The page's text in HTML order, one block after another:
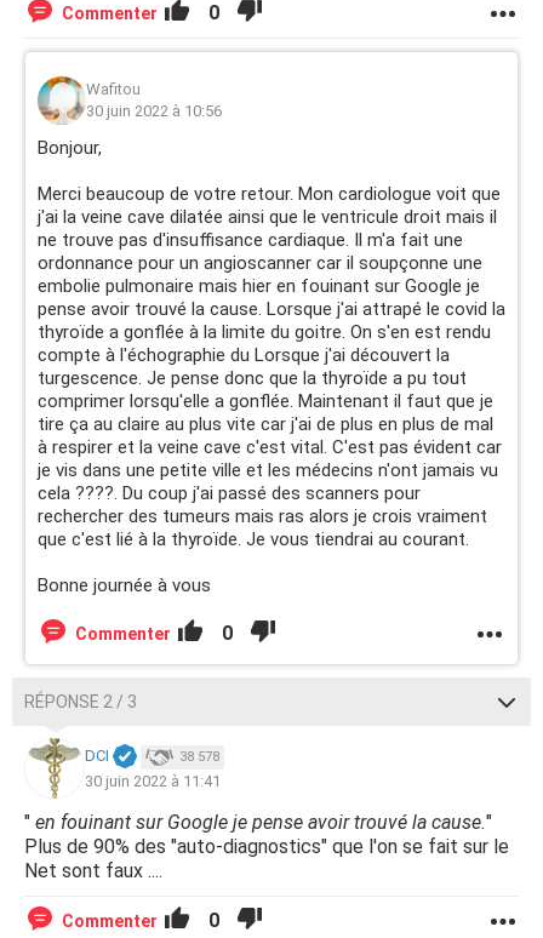
Commenter 0
Wafitou
30 juin 2022 à 10:56
Bonjour,
Merci beaucoup de votre retour. Mon cardiologue voit que
j'ai la veine cave dilatée ainsi que le ventricule droit mais il
ne trouve pas d'insuffisance cardiaque. Il m'a fait une
ordonnance pour un angioscanner car il soupçonne une
embolie pulmonaire mais hier en fouinant sur Google je
pense avoir trouvé la cause. Lorsque j'ai attrapé le covid la
thyroïde a gonflée à la limite du goitre. On s'en est rendu
compte à l'échographie du Lorsque j'ai découvert la
turgescence. Je pense donc que la thyroïde a pu tout
comprimer lorsqu'elle a gonflée. Maintenant il faut que je
tire ça au claire au plus vite car j'ai de plus en plus de mal
à respirer et la veine cave c'est vital. C'est pas évident car
je vis dans une petite ville et les médecins n'ont jamais vu
cela ????. Du coup j'ai passé des scanners pour
rechercher des tumeurs mais ras alors je crois vraiment
que c'est lié à la thyroïde. Je vous tiendrai au courant.
Bonne journée à vous
Commenter 0
RÉPONSE 2 / 3
DCI 38 578
30 juin 2022 à 11:41
" en fouinant sur Google je pense avoir trouvé la cause."
Plus de 90% des "auto-diagnostics" que l'on se fait sur le
Net sont faux ....
Commenter 0